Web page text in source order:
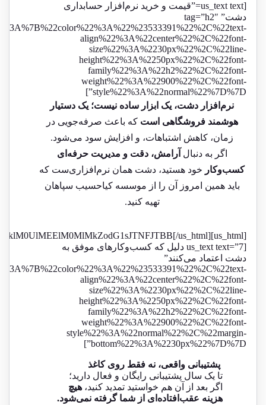
[us_text text=”قیمت و خرید نرم‌افزار حسابداری
دشت” tag=”h2″
align%22%3A%22center%22%2C%22font-
size%22%3A%2230px%22%2C%22line-
height%22%3A%2250px%22%2C%22font-
family%22%3A%22h2%22%2C%22font-
weight%22%3A%22900%22%2C%22font-
style%22%3A%22normal%22%7D%7D”]
نرم‌افزار دشت، یک ابزار ساده نیست؛ یک دستیار
هوشمند فروشگاهی است که باعث صرفه‌جویی در
زمان، کاهش اشتباهات، و افزایش سود می‌شود.
اگر به دنبال آرامش، دقت و مدیریت حرفه‌ای
کسب‌وکار خود هستید، دشت همان نرم‌افزاری‌ست که
باید همین امروز آن را از موسسهکیاحسیب سپاهان
تهیه کنید.
[us_text text=”7 دلیل که کسب‌وکارهای موفق به
دشت اعتماد می‌کنند”
align%22%3A%22center%22%2C%22font-
size%22%3A%2230px%22%2C%22line-
height%22%3A%2250px%22%2C%22font-
family%22%3A%22h2%22%2C%22font-
weight%22%3A%22900%22%2C%22font-
style%22%3A%22normal%22%2C%22margin-
bottom%22%3A%2230px%22%7D%7D”]
پشتیبانی واقعی، نه فقط روی کاغذ
تا یک سال پشتیبانی رایگان و فعال دارید؛
اگر بعد از آن هم خواستید تمدید کنید،هیچ
هزینه عقب‌افتاده‌ای از شما گرفته نمی‌شود.